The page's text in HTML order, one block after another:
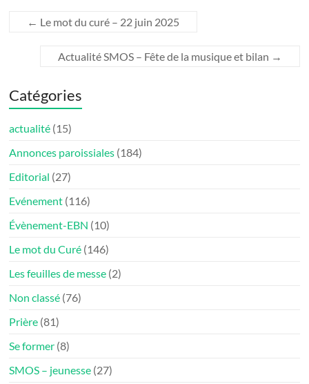
← Le mot du curé – 22 juin 2025
Actualité SMOS – Fête de la musique et bilan →
Catégories
actualité (15)
Annonces paroissiales (184)
Editorial (27)
Evénement (116)
Évènement-EBN (10)
Le mot du Curé (146)
Les feuilles de messe (2)
Non classé (76)
Prière (81)
Se former (8)
SMOS – jeunesse (27)